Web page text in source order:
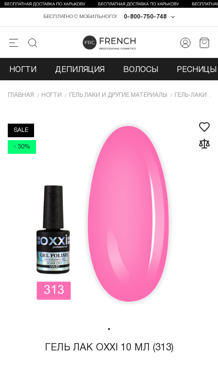
0-800-750-748
БЕСПЛАТНО С МОБИЛЬНОГО!
НОГТИ ДЕПИЛЯЦИЯ ВОЛОСЫ РЕСНИЦЫ
ГЛАВНАЯ НОГТИ ГЕЛЬ ЛАКИ И ДРУГИЕ МАТЕРИАЛЫ ГЕЛЬ-ЛАКИ
SALE
- 30%
ГЕЛЬ ЛАК OXXI 10 МЛ (313)